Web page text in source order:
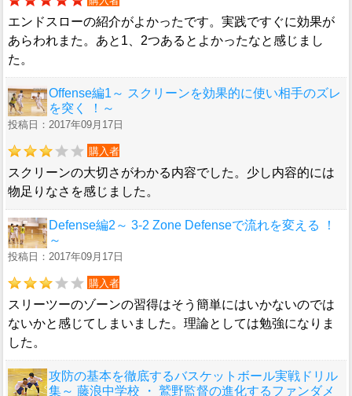
エンドスローの紹介がよかったです。実践ですぐに効果が
あらわれまた。あと1、2つあるとよかったなと感じまし
た。
Offense編1～ スクリーンを効果的に使い相手のズレ
を突く ！～
投稿日：2017年09月17日
購入者
スクリーンの大切さがわかる内容でした。少し内容的には
物足りなさを感じました。
Defense編2～ 3-2 Zone Defenseで流れを変える ！
～
投稿日：2017年09月17日
購入者
スリーツーのゾーンの習得はそう簡単にはいかないのでは
ないかと感じてしまいました。理論としては勉強になりま
した。
攻防の基本を徹底するバスケットボール実戦ドリル
集～ 藤浪中学校 ・ 鷲野監督の進化するファンダメ